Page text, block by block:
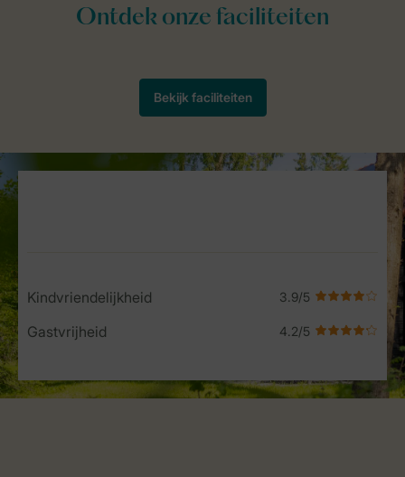
Service Rating from our guests
Kindvriendelijkheid
Gastvrijheid